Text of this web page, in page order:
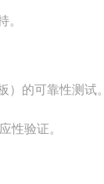
。
的可靠性测试。
性验证。